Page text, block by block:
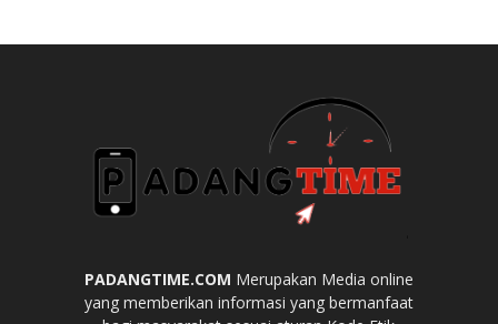
PADANGTIME.COM Merupakan Media online
yang memberikan informasi yang bermanfaat